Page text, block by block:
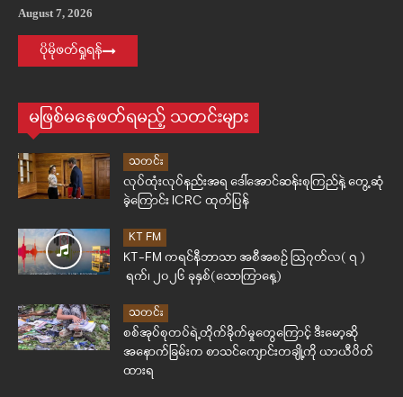
August 7, 2026
ပိုမိုဖတ်ရှုရန်
မဖြစ်မနေဖတ်ရမည့် သတင်းများ
သတင်း
လုပ်ထုံးလုပ်နည်းအရ ဒေါ်အောင်ဆန်းစုကြည်နဲ့ တွေ့ဆုံ
ခဲ့ကြောင်း ICRC ထုတ်ပြန်
KT FM
KT-FM ကရင်နီဘာသာ အစီအစဉ် ဩဂုတ်လ( ၇ )
ရက်၊ ၂၀၂၆ ခုနှစ်(သောကြာနေ့)
သတင်း
စစ်အုပ်စုတပ်ရဲ့တိုက်ခိုက်မှုတွေကြောင့် ဒီးမော့ဆို
အနောက်ခြမ်းက စာသင်ကျောင်းတချို့ကို ယာယီပိတ်
ထားရ